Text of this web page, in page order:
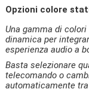
Opzioni colore
Una gamma di
dinamica per
esperienza audio a
Basta selezionare
telecomando o
automaticamente